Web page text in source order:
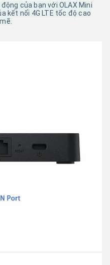
của bạn với OLAX Mini
kết nối 4G LTE tốc độ cao